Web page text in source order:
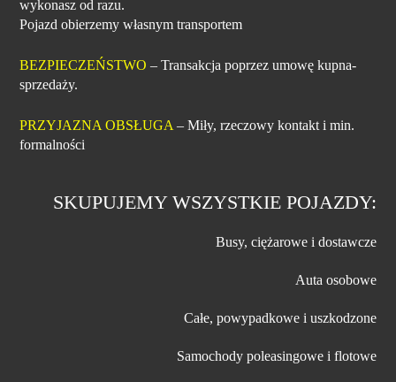
wykonasz od razu.
Pojazd obierzemy własnym transportem
BEZPIECZEŃSTWO – Transakcja poprzez umowę kupna-
sprzedaży.
PRZYJAZNA OBSŁUGA – Miły, rzeczowy kontakt i min.
formalności
SKUPUJEMY WSZYSTKIE POJAZDY:
Busy, ciężarowe i dostawcze
Auta osobowe
Całe, powypadkowe i uszkodzone
Samochody poleasingowe i flotowe